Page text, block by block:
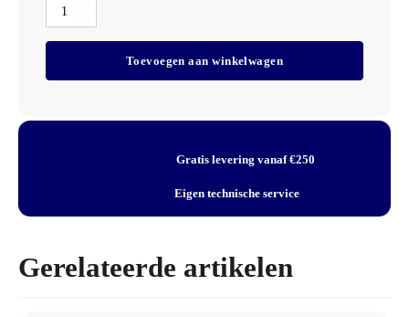
Deb
Stoko
Protect
Dispenser
Toevoegen aan winkelwagen
Gratis levering vanaf €250
Eigen technische service
Gerelateerde artikelen